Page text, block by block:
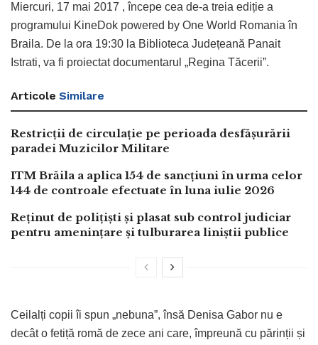
Miercuri, 17 mai 2017 , începe cea de-a treia ediție a
programului KineDok powered by One World Romania în
Braila. De la ora 19:30 la Biblioteca Județeană Panait
Istrati, va fi proiectat documentarul „Regina Tăcerii”.
Articole Similare
Restricții de circulație pe perioada desfășurării
paradei Muzicilor Militare
ITM Brăila a aplica 154 de sancțiuni în urma celor
144 de controale efectuate în luna iulie 2026
Reținut de polițiști și plasat sub control judiciar
pentru amenințare și tulburarea liniștii publice
Ceilalți copii îi spun „nebuna”, însă Denisa Gabor nu e
decât o fetiță romă de zece ani care, împreună cu părinții și